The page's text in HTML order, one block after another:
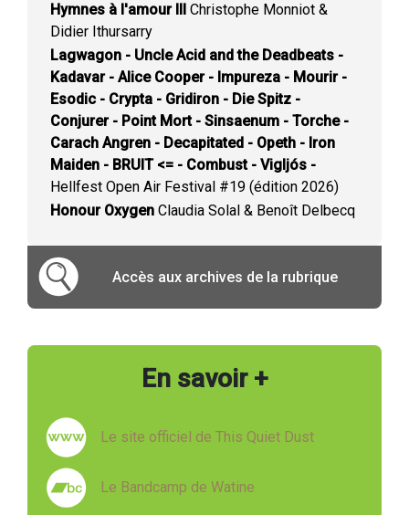
Hymnes à l'amour III Christophe Monniot &
Didier Ithursarry
Lagwagon - Uncle Acid and the Deadbeats -
Kadavar - Alice Cooper - Impureza - Mourir -
Esodic - Crypta - Gridiron - Die Spitz -
Conjurer - Point Mort - Sinsaenum - Torche -
Carach Angren - Decapitated - Opeth - Iron
Maiden - BRUIT <= - Combust - Vigljós -
Hellfest Open Air Festival #19 (édition 2026)
Honour Oxygen Claudia Solal & Benoît Delbecq
Accès aux archives de la rubrique
En savoir +
Le site officiel de This Quiet Dust
Le Bandcamp de Watine